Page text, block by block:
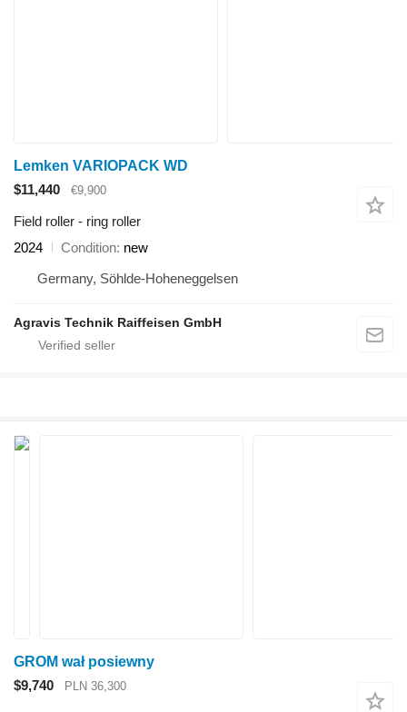
Lemken VARIOPACK WD
$11,440
€9,900
Field roller - ring roller
2024
Condition new
Germany, Söhlde-Hoheneggelsen
Agravis Technik Raiffeisen GmbH
GROM wał posiewny
$9,740
PLN 36,300